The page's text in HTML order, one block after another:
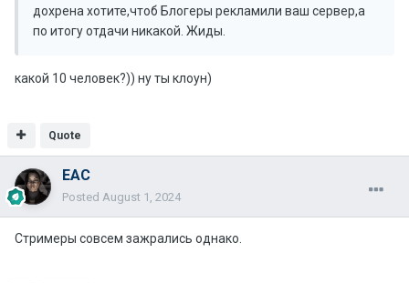
дохрена хотите,чтоб Блогеры рекламили ваш сервер,а
по итогу отдачи никакой. Жиды.
какой 10 человек?)) ну ты клоун)
Quote
EAC
Posted August 1, 2024
Стримеры совсем зажрались однако.